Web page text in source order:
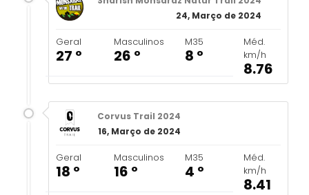
24, Março de 2024
Geral
27 º
Masculinos
26 º
M35
8 º
Méd.
km/h
8.76
Corvus Trail 2024
16, Março de 2024
Geral
18 º
Masculinos
16 º
M35
4 º
Méd.
km/h
8.41